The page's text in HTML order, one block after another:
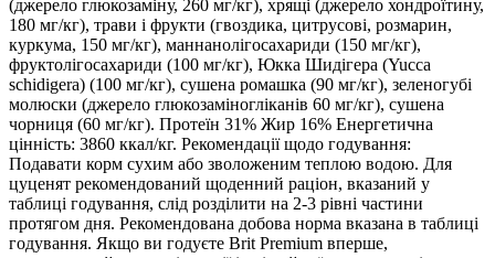
(джерело глюкозаміну, 260 мг/кг), хрящі (джерело хондроїтину,
180 мг/кг), трави і фрукти (гвоздика, цитрусові, розмарин,
куркума, 150 мг/кг), маннанолігосахариди (150 мг/кг),
фруктолігосахариди (100 мг/кг), Юкка Шидігера (Yucca
schidigera) (100 мг/кг), сушена ромашка (90 мг/кг), зеленогубі
молюски (джерело глюкозаміногліканів 60 мг/кг), сушена
чорниця (60 мг/кг). Протеїн 31% Жир 16% Енергетична
цінність: 3860 ккал/кг. Рекомендації щодо годування:
Подавати корм сухим або зволоженим теплою водою. Для
цуценят рекомендований щоденний раціон, вказаний у
таблиці годування, слід розділити на 2-3 рівні частини
протягом дня. Рекомендована добова норма вказана в таблиці
годування. Якщо ви годуєте Brit Premium вперше,